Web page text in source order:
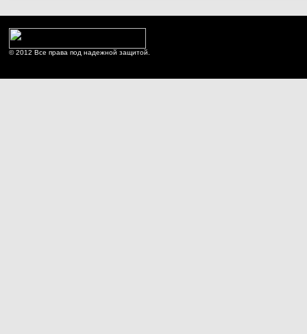
© 2012 Все права под надежной защитой.